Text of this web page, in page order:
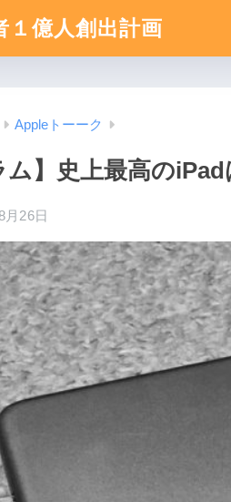
億人創出計画
Appleトーーク
ム】史上最高の
月26日